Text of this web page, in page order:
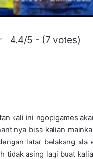
4.4/5 - (7 votes)
kali ini ngopigames
bisa kalian
latar belakang ala
tidak asing lagi buat